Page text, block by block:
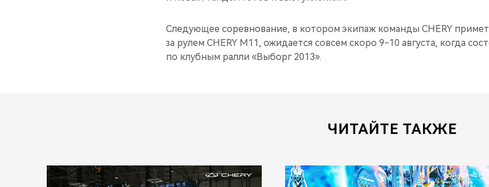
Следующее соревнование, в котором экипаж команды CHERY примет
за рулем CHERY M11, ожидается совсем скоро 9-10 августа, когда
по клубным ралли «Выборг 2013».
ЧИТАЙТЕ ТАКЖЕ